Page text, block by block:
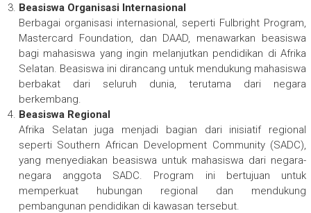
Beasiswa Organisasi Internasional
Berbagai organisasi internasional, seperti Fulbright Program,
Mastercard Foundation, dan DAAD, menawarkan beasiswa
bagi mahasiswa yang ingin melanjutkan pendidikan di Afrika
Selatan. Beasiswa ini dirancang untuk mendukung mahasiswa
berbakat dari seluruh dunia, terutama dari negara
berkembang.
Beasiswa Regional
Afrika Selatan juga menjadi bagian dari inisiatif regional
seperti Southern African Development Community (SADC),
yang menyediakan beasiswa untuk mahasiswa dari negara-
negara anggota SADC. Program ini bertujuan untuk
memperkuat hubungan regional dan mendukung
pembangunan pendidikan di kawasan tersebut.